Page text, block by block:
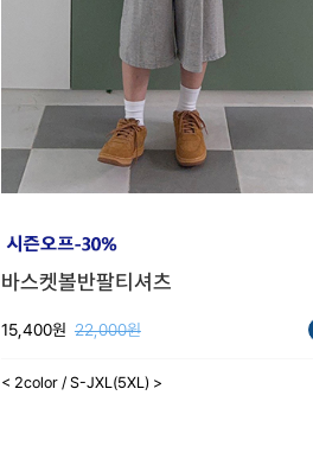
바스켓볼반팔티셔츠
15,400원 22,000원
< 2color / S-JXL(5XL) >